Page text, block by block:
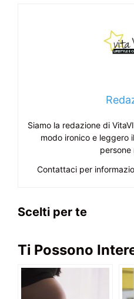
Siamo la redazione di
modo ironico e leggero
persone
Contattaci per
Scelti per te
Ti Possono